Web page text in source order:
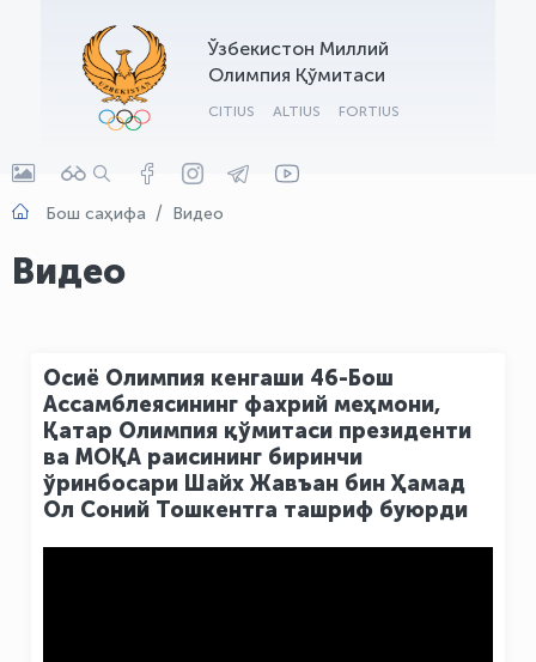
Ўзбекистон Миллий
Олимпия Қўмитаси
CITIUS ALTIUS FORTIUS
Бош саҳифа Видео
Видео
Осиё Олимпия кенгаши 46-Бош
Ассамблеясининг фахрий меҳмони,
Қатар Олимпия қўмитаси президенти
ва МОҚА раисининг биринчи
ўринбосари Шайх Жавъан бин Ҳамад
Ол Соний Тошкентга ташриф буюрди
OLYMPCHIK AI - yordamchi
Онлайн · olympic.uz